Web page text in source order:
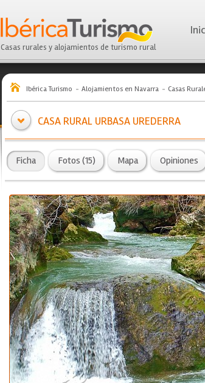
Casas rurales y alojamientos de turismo rural
Ibérica Turismo Alojamientos en Navarra Casas
CASA RURAL URBASA UREDERRA
Ficha Fotos (15) Mapa Opiniones